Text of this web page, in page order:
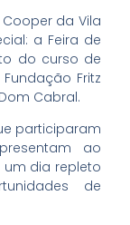
da Vila
a Feira de
do curso de
Fritz
Cabral.
participaram
ao
um dia repleto
de